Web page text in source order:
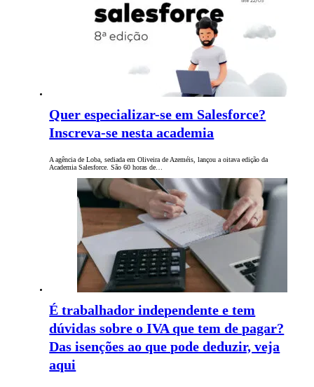
Quer especializar-se em Salesforce?
Inscreva-se nesta academia
A agência de Loba, sediada em Oliveira de Azeméis, lançou a oitava edição da
Academia Salesforce. São 60 horas de…
É trabalhador independente e tem
dúvidas sobre o IVA que tem de pagar?
Das isenções ao que pode deduzir, veja
aqui